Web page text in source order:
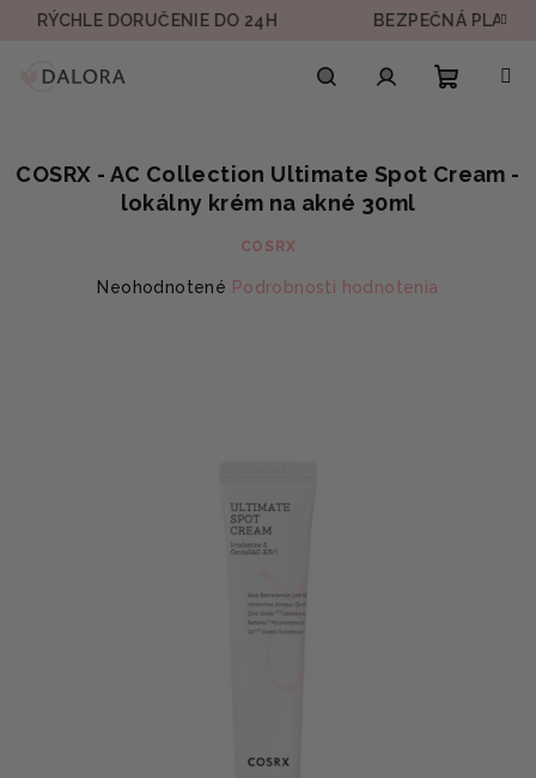
PrejsťDORUČENIE DO 24H BEZPEČNÁ PLATBA
košík
COSRX - AC Collection Ultimate Spot Cream -
lokálny krém na akné 30ml
COSRX
Priemerné
Neohodnotené Podrobnosti hodnotenia